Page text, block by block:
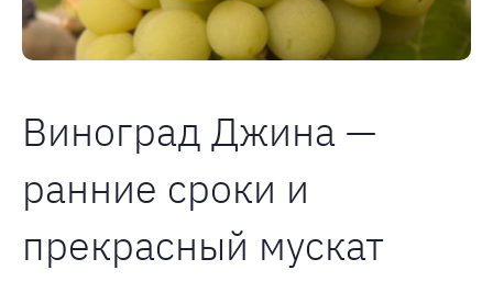
Виноград Джина —
ранние сроки и
прекрасный мускат